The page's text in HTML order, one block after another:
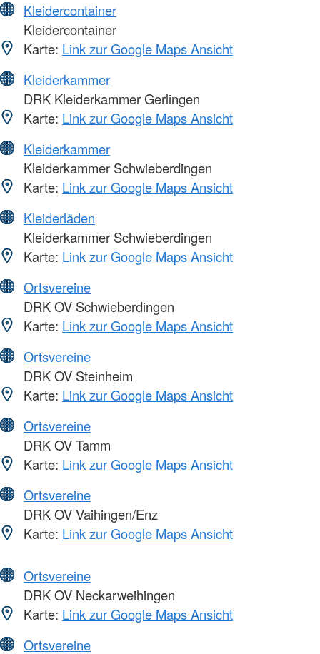
Kleidercontainer
Kleidercontainer
Karte: Link zur Google Maps Ansicht
Kleiderkammer
DRK Kleiderkammer Gerlingen
Karte: Link zur Google Maps Ansicht
Kleiderkammer
Kleiderkammer Schwieberdingen
Karte: Link zur Google Maps Ansicht
Kleiderläden
Kleiderkammer Schwieberdingen
Karte: Link zur Google Maps Ansicht
Ortsvereine
DRK OV Schwieberdingen
Karte: Link zur Google Maps Ansicht
Ortsvereine
DRK OV Steinheim
Karte: Link zur Google Maps Ansicht
Ortsvereine
DRK OV Tamm
Karte: Link zur Google Maps Ansicht
Ortsvereine
DRK OV Vaihingen/Enz
Karte: Link zur Google Maps Ansicht
Ortsvereine
DRK OV Neckarweihingen
Karte: Link zur Google Maps Ansicht
Ortsvereine